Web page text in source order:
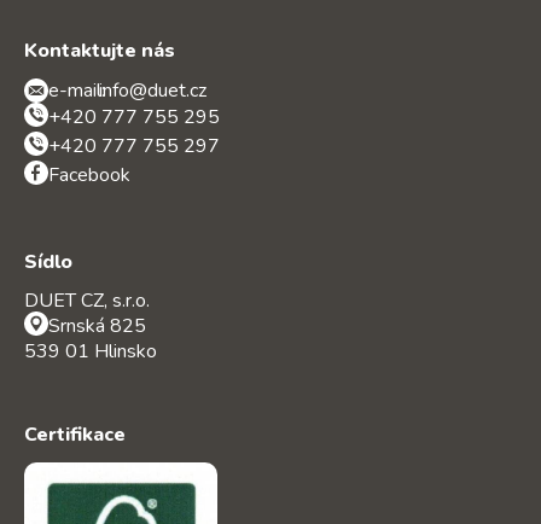
Kontaktujte nás
e-mail:info@duet.cz
+420 777 755 295
+420 777 755 297
Facebook
Sídlo
DUET CZ, s.r.o.
Srnská 825
539 01 Hlinsko
Certifikace